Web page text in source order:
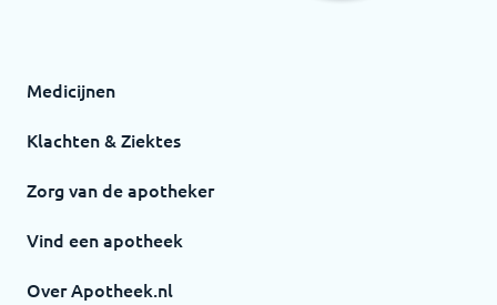
Medicijnen
Klachten & Ziektes
Zorg van de apotheker
Vind een apotheek
Over Apotheek.nl